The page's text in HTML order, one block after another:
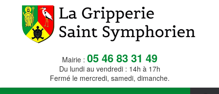
Mairie : 05 46 83 31 49
Du lundi au vendredi : 14h à 17h
Fermé le mercredi, samedi, dimanche.